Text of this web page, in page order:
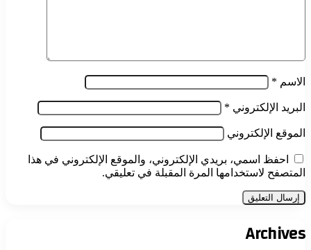
الاسم *
البريد الإلكتروني *
الموقع الإلكتروني
احفظ اسمي، بريدي الإلكتروني، والموقع الإلكتروني في هذا
المتصفح لاستخدامها المرة المقبلة في تعليقي.
Archives